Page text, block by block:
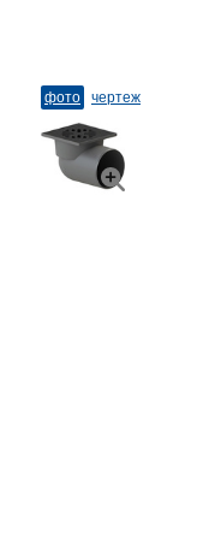
фото чертеж